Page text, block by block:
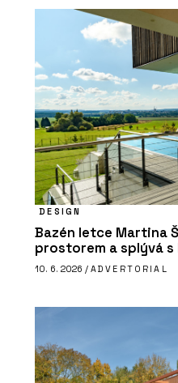
DESIGN
Bazén letce Martina
prostorem a splývá
10. 6. 2026 / ADVERTORIAL